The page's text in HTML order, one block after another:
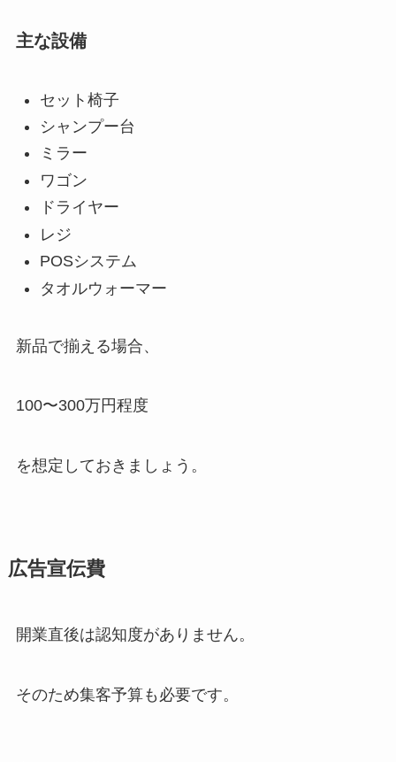
主な設備
セット椅子
シャンプー台
ミラー
ワゴン
ドライヤー
レジ
POSシステム
タオルウォーマー
新品で揃える場合、
100〜300万円程度
を想定しておきましょう。
広告宣伝費
開業直後は認知度がありません。
そのため集客予算も必要です。